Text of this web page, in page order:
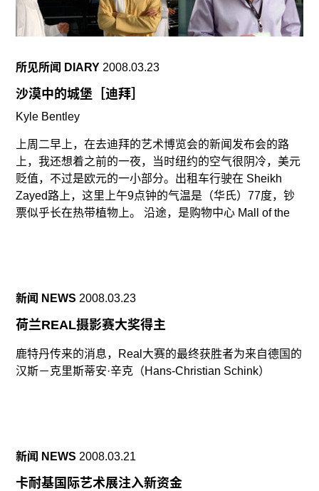
所见所闻 DIARY 2008.03.23
沙漠中的城堡［迪拜］
Kyle Bentley
上周二早上，在去迪拜的艺术博览会的新闻发布会的路
上，我还想着之前的一夜，当时纽约的空气很阴冷，美元
贬值，不过是欧元的一小部分。出租车行驶在 Sheikh
Zayed路上，这里上午9点钟的气温是（华氏）77度，钞
票似乎长在热带植物上。 沿途，是购物中心 Mall of the
新闻 NEWS 2008.03.23
荷兰REAL摄影赛大奖得主
鹿特丹传来的消息，Real大赛的最终获胜者为来自德国的
汉斯－克里斯蒂安·辛克（Hans-Christian Schink）
新闻 NEWS 2008.03.21
卡耐基国际艺术展注入新资金